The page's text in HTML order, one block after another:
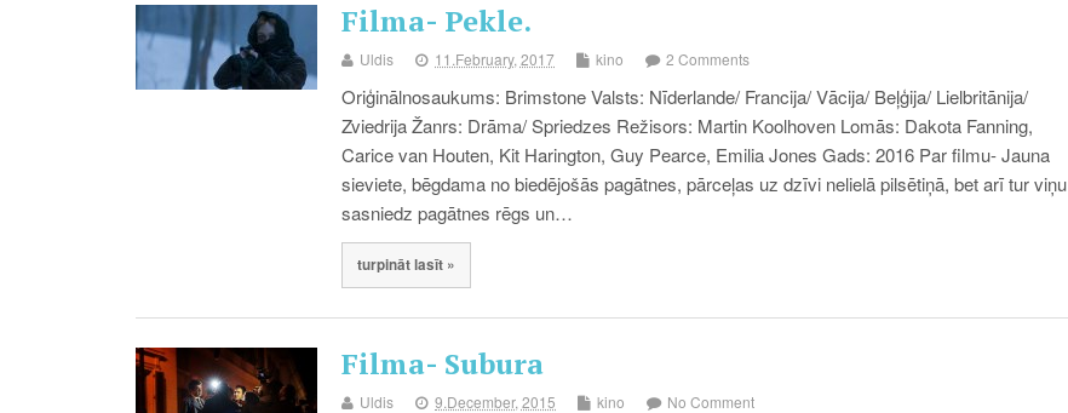
Filma- Pekle.
Uldis 11.February, 2017 kino 2 Comments
Oriģinālnosaukums: Brimstone Valsts: Nīderlande/ Francija/ Vācija/ Beļģija/ Lielbritānija/
Zviedrija Žanrs: Drāma/ Spriedzes Režisors: Martin Koolhoven Lomās: Dakota Fanning,
Carice van Houten, Kit Harington, Guy Pearce, Emilia Jones Gads: 2016 Par filmu- Jauna
sieviete, bēgdama no biedējošās pagātnes, pārceļas uz dzīvi nelielā pilsētiņā, bet arī tur viņu
sasniedz pagātnes rēgs un…
turpināt lasīt »
Filma- Subura
Uldis 9.December, 2015 kino No Comment